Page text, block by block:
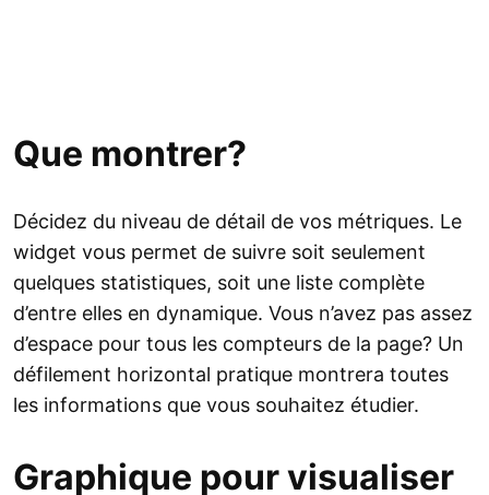
Que montrer?
Décidez du niveau de détail de vos métriques. Le
widget vous permet de suivre soit seulement
quelques statistiques, soit une liste complète
d’entre elles en dynamique. Vous n’avez pas assez
d’espace pour tous les compteurs de la page? Un
défilement horizontal pratique montrera toutes
les informations que vous souhaitez étudier.
Graphique pour visualiser